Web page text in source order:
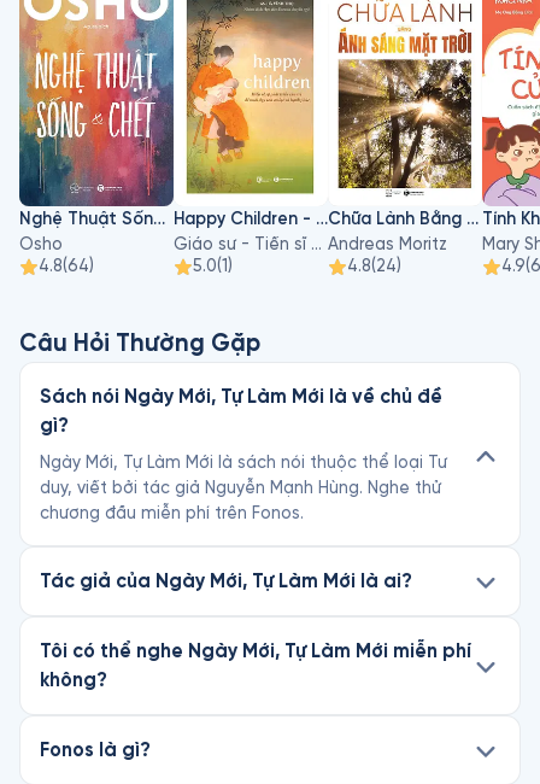
chân thành của tác giả về giá trị của hạnh phúc trong từng
trang sách, cho đi nhiều hơn và mong muốn lan tỏa giá trị
của sách đến nhiều người hơn.
Nghệ Thuật Sống Và Chết
Osho
4.8(64)
Happy Children - Hiểu Về Sự Phát Triển Của Trẻ Để Nuôi Dạy Con An Lạc Và Hạnh Phúc
Giáo sư - Tiến sĩ Hà Vĩnh Thọ
5.0(1)
Chữa Lành Bằng Ánh Sáng Mặt Trời
Andreas Moritz
4.8(24)
Tính
4.9(6
Câu Hỏi Thường Gặp
Sách nói Ngày Mới, Tự Làm Mới là về chủ đề
gì?
Ngày Mới, Tự Làm Mới là sách nói thuộc thể loại Tư
duy, viết bởi tác giả Nguyễn Mạnh Hùng. Nghe thử
chương đầu miễn phí trên Fonos.
Tác giả của Ngày Mới, Tự Làm Mới là ai?
Tôi có thể nghe Ngày Mới, Tự Làm Mới miễn phí
không?
Fonos là gì?